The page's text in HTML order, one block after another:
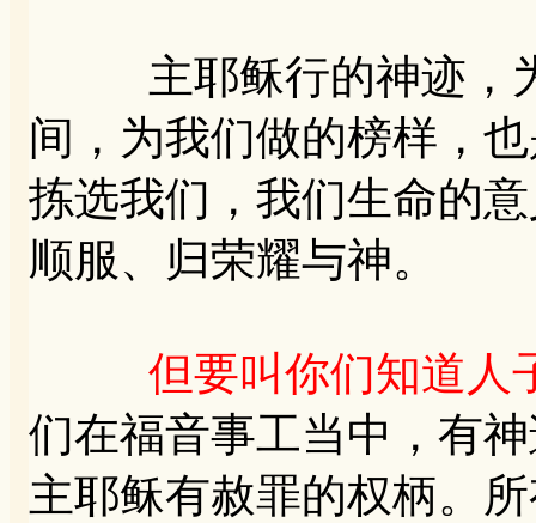
主耶稣行的神迹，为
间，为我们做的榜样，
拣选我们，我们生命的
顺服、归荣耀与神。
但要叫你们知道人
们在福音事工当中，有
主耶稣有赦罪的权柄。